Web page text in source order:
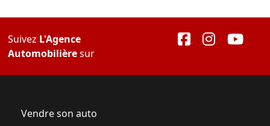
Suivez L'Agence
Automobilièresur
Vendre son auto